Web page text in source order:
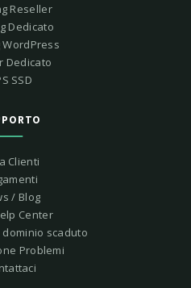
Reseller
Dedicato
WordPress
Dedicato
SSD
Clienti
/ Blog
Center
scaduto
Problemi